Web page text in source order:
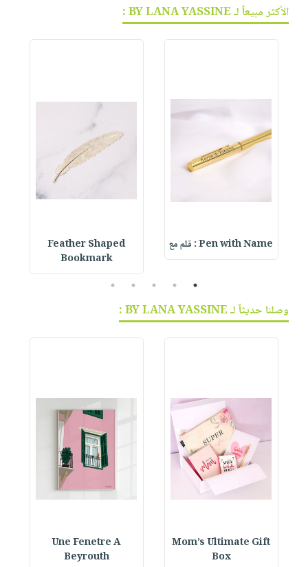
الأكثر مبيعاً لـ BY LANA YASSINE :
Pen with Name : قلم مع
Feather Shaped
Bookmark
1
2
3
4
5
وصلنا حديثاً لـ BY LANA YASSINE :
Mom’s Ultimate Gift
Box
Une Fenetre A
Beyrouth